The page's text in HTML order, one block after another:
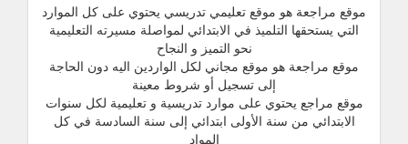
موقع مراجعة هو موقع تعليمي تدريسي يحتوي على كل الموارد
التي يستحقها التلميذ في الابتدائي لمواصلة مسيرته التعليمية
نحو التميز و النجاح
موقع مراجعة هو موقع مجاني لكل الواردين اليه دون الحاجة
إلى تسجيل أو شروط معينة
موقع مراجع يحتوي على موارد تدريسية و تعليمية لكل سنوات
الابتدائي من سنة الأولى ابتدائي إلى سنة السادسة في كل
المواد